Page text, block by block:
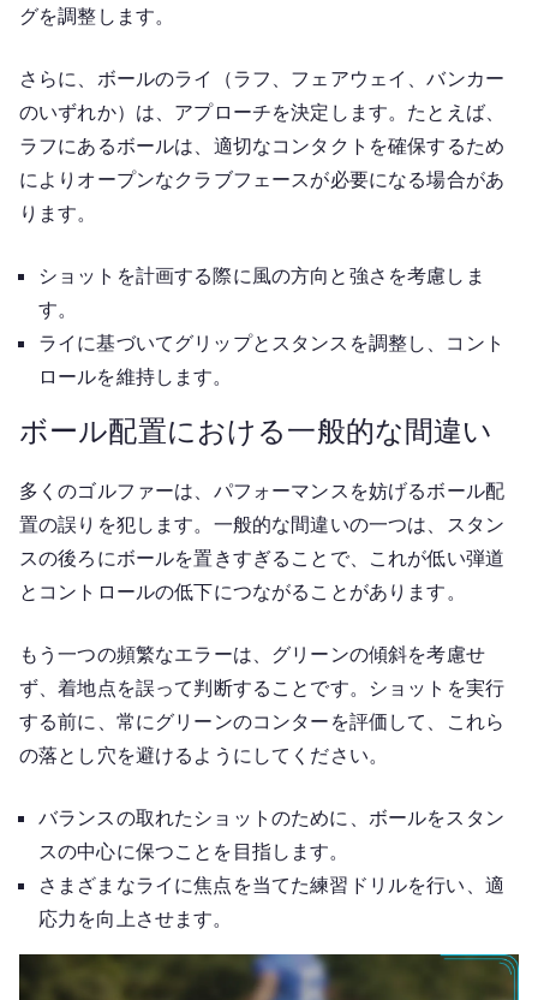
グを調整します。
さらに、ボールのライ（ラフ、フェアウェイ、バンカー
のいずれか）は、アプローチを決定します。たとえば、
ラフにあるボールは、適切なコンタクトを確保するため
によりオープンなクラブフェースが必要になる場合があ
ります。
ショットを計画する際に風の方向と強さを考慮しま
す。
ライに基づいてグリップとスタンスを調整し、コント
ロールを維持します。
ボール配置における一般的な間違い
多くのゴルファーは、パフォーマンスを妨げるボール配
置の誤りを犯します。一般的な間違いの一つは、スタン
スの後ろにボールを置きすぎることで、これが低い弾道
とコントロールの低下につながることがあります。
もう一つの頻繁なエラーは、グリーンの傾斜を考慮せ
ず、着地点を誤って判断することです。ショットを実行
する前に、常にグリーンのコンターを評価して、これら
の落とし穴を避けるようにしてください。
バランスの取れたショットのために、ボールをスタン
スの中心に保つことを目指します。
さまざまなライに焦点を当てた練習ドリルを行い、適
応力を向上させます。